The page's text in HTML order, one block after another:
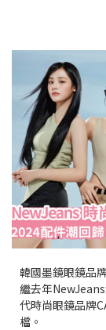
韓國墨鏡眼鏡品
繼去年
代時尚眼鏡品牌
檔。